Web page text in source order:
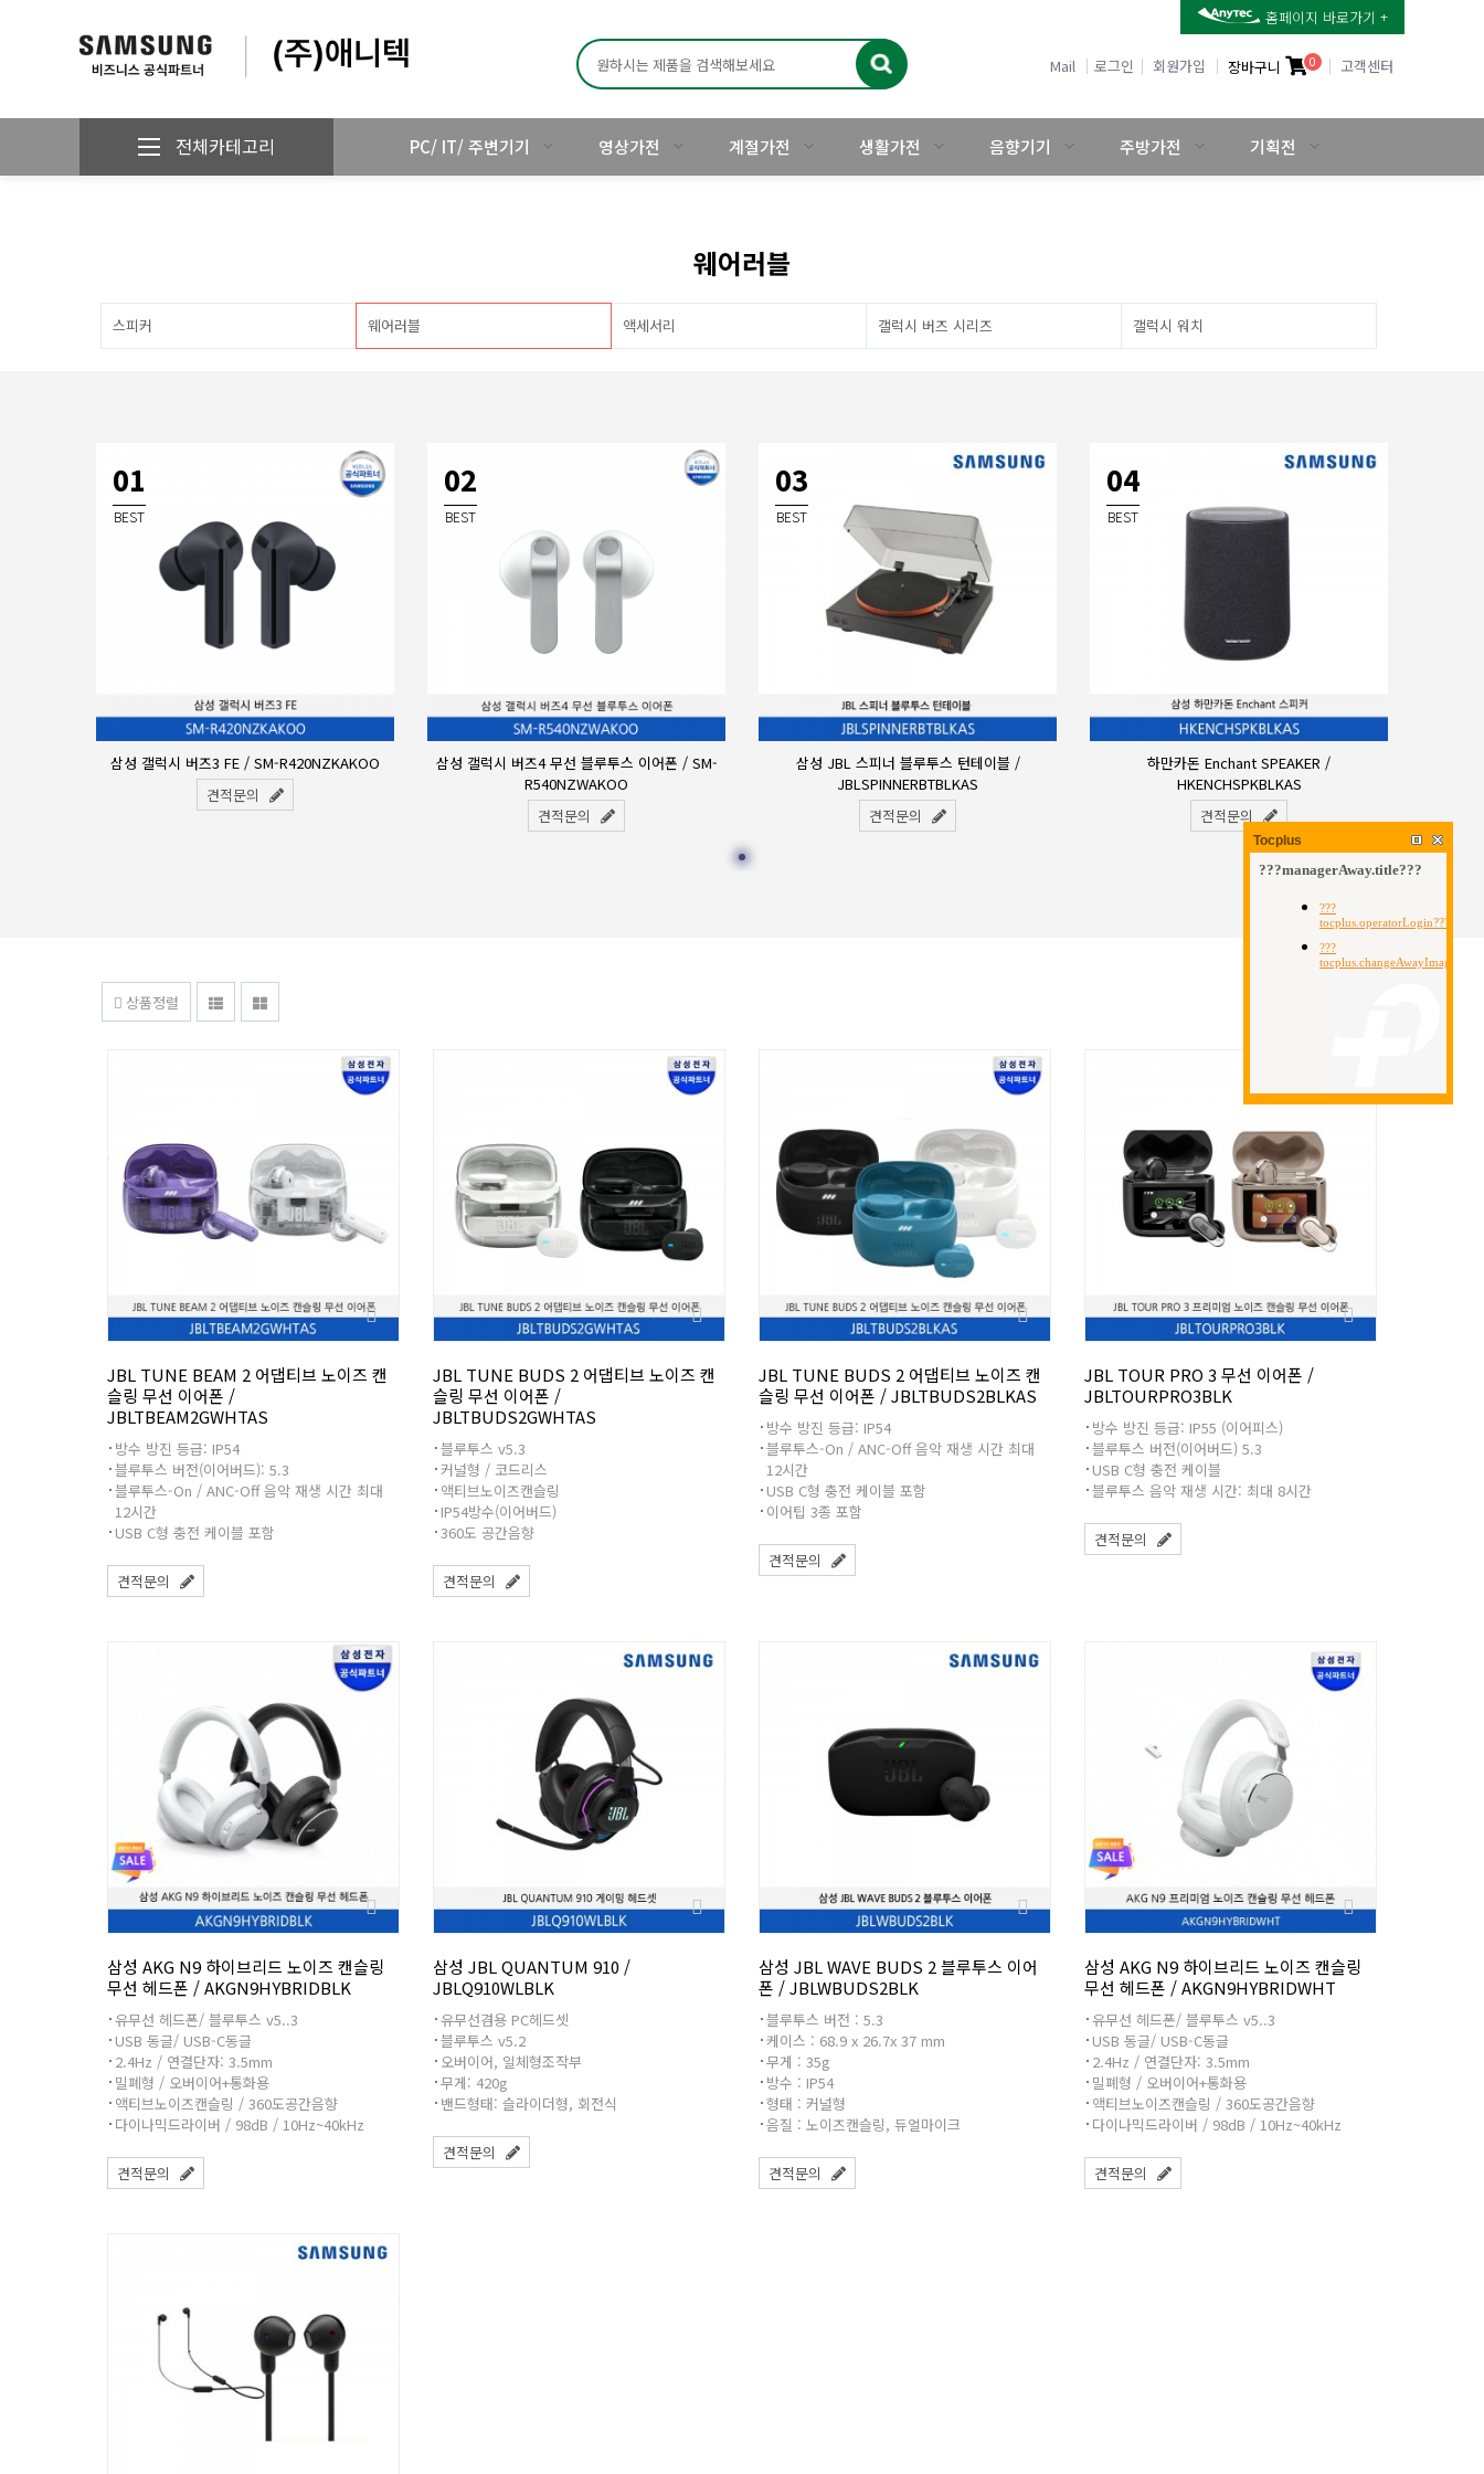
홈페이지 바로가기 +
Mail 로그인 회원가입 장바구니 0 고객센터
전체카테고리 PC/ IT/ 주변기기 영상가전 계절가전 생활가전 음향기기 주방가전 기획전
웨어러블
스피커 웨어러블 액세서리 갤럭시 버즈 시리즈 갤럭시 워치
01
BEST
삼성 갤럭시 버즈3 FE / SM-R420NZKAKOO
견적문의
02
BEST
삼성 갤럭시 버즈4 무선 블루투스 이어폰 / SM-
R540NZWAKOO
견적문의
03
BEST
삼성 JBL 스피너 블루투스 턴테이블 /
JBLSPINNERBTBLKAS
견적문의
04
BEST
하만카돈 Enchant SPEAKER /
HKENCHSPKBLKAS
견적문의
상품정렬
JBL TUNE BEAM 2 어댑티브 노이즈 캔
슬링 무선 이어폰 /
JBLTBEAM2GWHTAS
방수 방진 등급: IP54
블루투스 버전(이어버드): 5.3
블루투스-On / ANC-Off 음악 재생 시간 최대
12시간
USB C형 충전 케이블 포함
견적문의
JBL TUNE BUDS 2 어댑티브 노이즈 캔
슬링 무선 이어폰 /
JBLTBUDS2GWHTAS
블루투스 v5.3
커널형 / 코드리스
액티브노이즈캔슬링
IP54방수(이어버드)
360도 공간음향
견적문의
JBL TUNE BUDS 2 어댑티브 노이즈 캔
슬링 무선 이어폰 / JBLTBUDS2BLKAS
방수 방진 등급: IP54
블루투스-On / ANC-Off 음악 재생 시간 최대
12시간
USB C형 충전 케이블 포함
이어팁 3종 포함
견적문의
JBL TOUR PRO 3 무선 이어폰 /
JBLTOURPRO3BLK
방수 방진 등급: IP55 (이어피스)
블루투스 버전(이어버드) 5.3
USB C형 충전 케이블
블루투스 음악 재생 시간: 최대 8시간
견적문의
삼성 AKG N9 하이브리드 노이즈 캔슬링
무선 헤드폰 / AKGN9HYBRIDBLK
유무선 헤드폰/ 블루투스 v5..3
USB 동글/ USB-C동글
2.4Hz / 연결단자: 3.5mm
밀폐형 / 오버이어+통화용
액티브노이즈캔슬링 / 360도공간음향
다이나믹드라이버 / 98dB / 10Hz~40kHz
견적문의
삼성 JBL QUANTUM 910 /
JBLQ910WLBLK
유무선겸용 PC헤드셋
블루투스 v5.2
오버이어, 일체형조작부
무게: 420g
밴드형태: 슬라이더형, 회전식
견적문의
삼성 JBL WAVE BUDS 2 블루투스 이어
폰 / JBLWBUDS2BLK
블루투스 버전 : 5.3
케이스 : 68.9 x 26.7x 37 mm
무게 : 35g
방수 : IP54
형태 : 커널형
음질 : 노이즈캔슬링, 듀얼마이크
견적문의
삼성 AKG N9 하이브리드 노이즈 캔슬링
무선 헤드폰 / AKGN9HYBRIDWHT
유무선 헤드폰/ 블루투스 v5..3
USB 동글/ USB-C동글
2.4Hz / 연결단자: 3.5mm
밀폐형 / 오버이어+통화용
액티브노이즈캔슬링 / 360도공간음향
다이나믹드라이버 / 98dB / 10Hz~40kHz
견적문의
Tocplus